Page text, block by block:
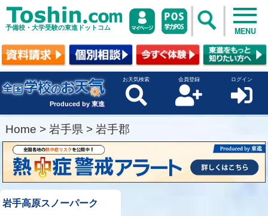
予備校・大学受験の東進ドットコム MENU
Produced by 東進
お天気検索 会員登録 ログイン
Home > 岩手県 > 岩手郡
岩手高原スノーパーク